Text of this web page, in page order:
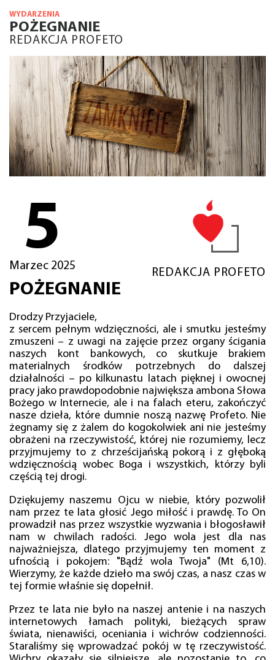
WYDARZENIA
POŻEGNANIE
REDAKCJA PROFETO
5
Marzec 2025
REDAKCJA PROFETO
POŻEGNANIE
Drodzy Przyjaciele,
z sercem pełnym wdzięczności, ale i smutku jesteśmy
zmuszeni – z uwagi na zajęcie przez organy ścigania
naszych kont bankowych, co skutkuje brakiem
materialnych środków potrzebnych do dalszej
działalności – po kilkunastu latach pięknej i owocnej
pracy jako prawdopodobnie największa ambona Słowa
Bożego w Internecie, ale i na falach eteru, zakończyć
nasze dzieła, które dumnie noszą nazwę Profeto. Nie
żegnamy się z żalem do kogokolwiek ani nie jesteśmy
obrażeni na rzeczywistość, której nie rozumiemy, lecz
przyjmujemy to z chrześcijańską pokorą i z głęboką
wdzięcznością wobec Boga i wszystkich, którzy byli
częścią tej drogi.
Dziękujemy naszemu Ojcu w niebie, który pozwolił
nam przez te lata głosić Jego miłość i prawdę. To On
prowadził nas przez wszystkie wyzwania i błogosławił
nam w chwilach radości. Jego wola jest dla nas
najważniejsza, dlatego przyjmujemy ten moment z
ufnością i pokojem: "Bądź wola Twoja" (Mt 6,10).
Wierzymy, że każde dzieło ma swój czas, a nasz czas w
tej formie właśnie się dopełnił.
Przez te lata nie było na naszej antenie i na naszych
internetowych łamach polityki, bieżących spraw
świata, nienawiści, oceniania i wichrów codzienności.
Staraliśmy się wprowadzać pokój w tę rzeczywistość.